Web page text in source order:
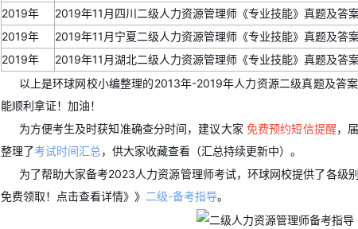
2019年
2019年11月四川二级人力资源管理师《专业技能》真题及答
2019年
2019年11月宁夏二级人力资源管理师《专业技能》真题及答
2019年
2019年11月湖北二级人力资源管理师《专业技能》真题及答
以上是环球网校小编整理的2013年-2019年人力资源二级真题及答
能顺利拿证！加油！
为方便考生及时获知准确查分时间，建议大家 免费预约短信提醒，
整理了考试时间汇总，供大家收藏查看（汇总持续更新中）。
为了帮助大家备考2023人力资源管理师考试，环球网校提供了各级
免费领取！点击查看详情》》 二级-备考指导。